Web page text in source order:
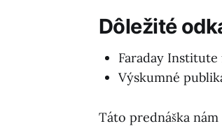
Dôležité
Faraday
Výskumné
Táto prednáška